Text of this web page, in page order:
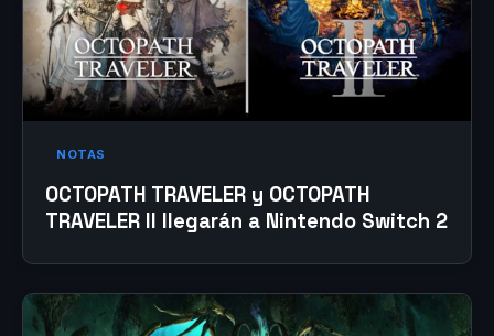
NOTAS
OCTOPATH TRAVELER y OCTOPATH
TRAVELER II llegarán a Nintendo Switch 2